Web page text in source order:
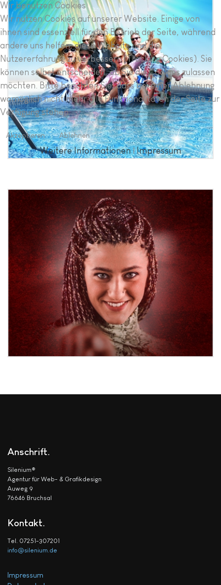
Photodesign Pool
Photodesign Natia Todua
Anschrift
Silenium®
Agentur für Web- & Grafikdesign
Auweg 9
76646 Bruchsal
Kontakt
Tel. 07251-307201
info@silenium.de
Impressum
Wir benutzen Cookies
Wir nutzen Cookies auf unserer Website. Einige von
ihnen sind essenziell für den Betrieb der Seite, während
andere uns helfen, diese Website und die
Nutzererfahrung zu verbessern (Tracking Cookies). Sie
können selbst entscheiden, ob Sie die Cookies zulassen
möchten. Bitte beachten Sie, dass bei einer Ablehnung
womöglich nicht mehr alle Funktionalitäten der Seite zur
Verfügung stehen.
Akzeptieren Ablehnen
Weitere Informationen|Impressum